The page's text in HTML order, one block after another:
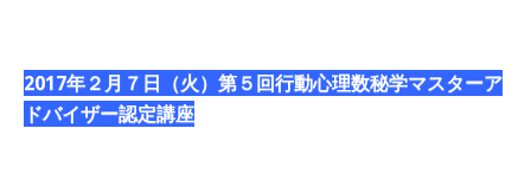
2017年２月７日（火）第５回行動心理数秘学マスターア
ドバイザー認定講座